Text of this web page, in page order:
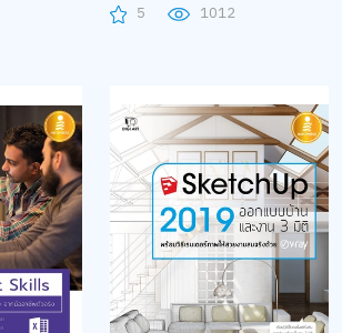
5 1012